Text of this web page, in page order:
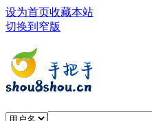
设为首页收藏本站
切换到窄版